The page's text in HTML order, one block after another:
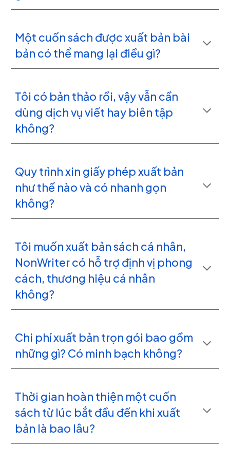
Một cuốn sách được xuất bản bài
bản có thể mang lại điều gì?
Tôi có bản thảo rồi, vậy vẫn cần
dùng dịch vụ viết hay biên tập
không?
Quy trình xin giấy phép xuất bản
như thế nào và có nhanh gọn
không?
Tôi muốn xuất bản sách cá nhân,
NonWriter có hỗ trợ định vị phong
cách, thương hiệu cá nhân
không?
Chi phí xuất bản trọn gói bao gồm
những gì? Có minh bạch không?
Thời gian hoàn thiện một cuốn
sách từ lúc bắt đầu đến khi xuất
bản là bao lâu?